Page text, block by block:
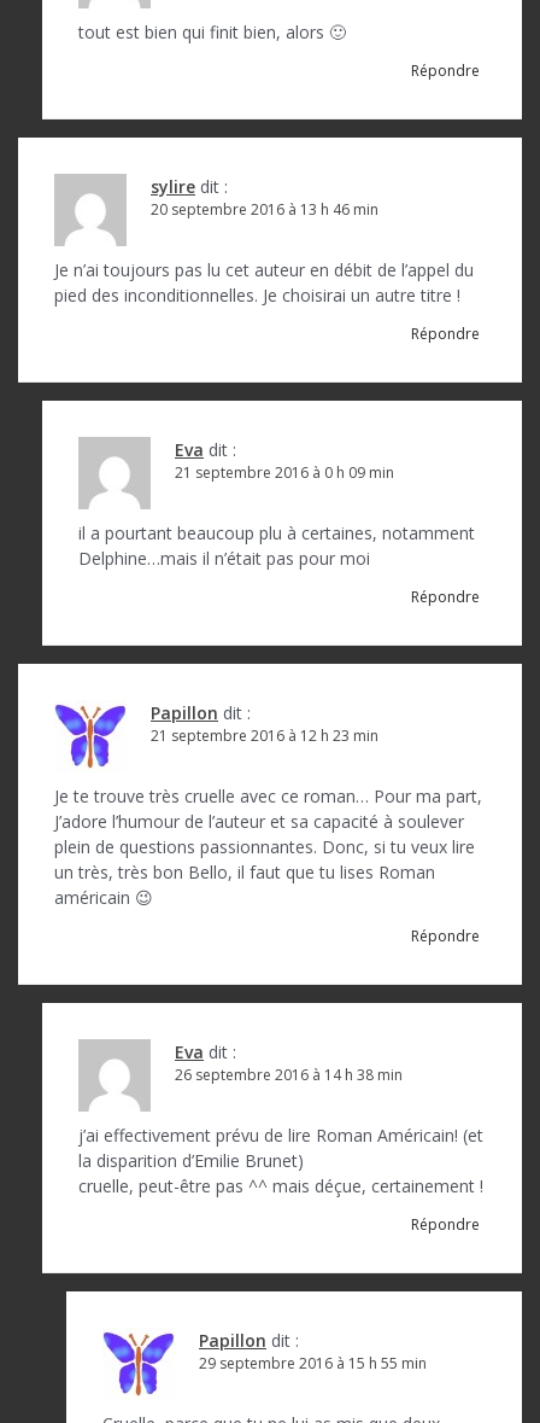
tout est bien qui finit bien, alors 🙂
Répondre
sylire dit :
20 septembre 2016 à 13 h 46 min
Je n’ai toujours pas lu cet auteur en débit de l’appel du
pied des inconditionnelles. Je choisirai un autre titre !
Répondre
Eva dit :
21 septembre 2016 à 0 h 09 min
il a pourtant beaucoup plu à certaines, notamment
Delphine…mais il n’était pas pour moi
Répondre
Papillon dit :
21 septembre 2016 à 12 h 23 min
Je te trouve très cruelle avec ce roman… Pour ma part,
J’adore l’humour de l’auteur et sa capacité à soulever
plein de questions passionnantes. Donc, si tu veux lire
un très, très bon Bello, il faut que tu lises Roman
américain 😉
Répondre
Eva dit :
26 septembre 2016 à 14 h 38 min
j’ai effectivement prévu de lire Roman Américain! (et
la disparition d’Emilie Brunet)
cruelle, peut-être pas ^^ mais déçue, certainement !
Répondre
Papillon dit :
29 septembre 2016 à 15 h 55 min